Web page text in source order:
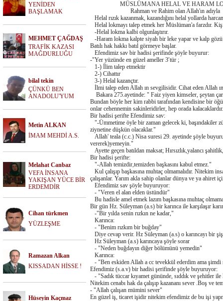
YENİDEN
BAŞLAMAK
MEHMET ÇAĞDAŞ
TRAFİK KAZASI
MAĞDURLUĞU
bilal tekin
ÇÜNKÜ BEN
ANADOLU'YUM
Metin ALKAN
İMAM MEHDİ A.S.
Melahat Canbaz
VEFA İNSANA
YAKIŞAN YÜCE BİR
ERDEMDİR
Cihan türkmen
YÜZLEŞME
Ramazan Alkan
KISSADAN HİSSE !
Hüseyin Kaçmaz
MÜSLÜMANA HELAL VE HARAM
Rahman ve Rahim olan Allah'ın adıyla
Helal rızık kazanmak, kazandığını helal yollarda
Helal lokmayı talep etmek her Müslüman'a farzdır.
-Helal lokma kalbi olgunlaştırır.
-Haram lokma kalpte siyah bir leke yapar ve kalp gözü
Batılı hak hakkı batıl görmeye başlar.
Efendimiz sav bir hadisi şerifinde şöyle buyurur:
-"Yer yüzünde en güzel ameller 3′tür ;
1-) İlim talep etmektir
2-) Cihattır
3-) Helal kazançtır.
İlmi talep eden Allah ın sevgilisidir. Cihat eden Allah
Bakara 275.ayetinde: " Faiz yiyen kimseler, şeytan
Bundan böyle her kim rabbi tarafından kendisine bir
onlar cehennemin sakinleridirler, hep orada
Bir hadisi şerifte Efendimiz sav:
"-Ümmetime öyle bir zaman gelecek ki, başındakiler
ziynetine düşkün olacaklar."
Allah' teala (c.c.) Nisa suresi 29. ayetinde şöyle
vererek)yemeyin."
Ayette geçen batıldan maksat; Hırsızlık,yalancı
Bir hadisi şerifte:
"-Allah temizdir,temizden başkasını kabul etmez."
Kul çalışıp başkasına muhtaç olmamalıdır. Nitekim
çalışanlar. Yarım akla sahip olanlar dünya ve ya ahiret
Efendimiz sav şöyle buyuruyor:
- "Veren el alan elden üstündür"
Bu hadisle amel etmek lazım başkasına muhtaç
Bir gün Hz. Süleyman (a.s) bir karınca ile karşılaşır
-"Bir yılda senin rızkın ne kadar,"
Karınca:
- "Benim rızkım bir buğday"
Diye cevap verir. Hz Süleyman (a.s) o karıncayı bir
Hz Süleyman (a.s) karıncaya şöyle sorar
- "Neden buğdayın diğer bölümünü yemedin"
Karınca:
- "Ben eskiden Allah a cc tevekkül ederdim ama şimdi
Efendimiz (s.a.v) bir hadisi şerifinde şöyle buyuruyor:
- "Sadık tüccar kıyamet gününde, sıddık ve şehitler ile
Nitekim cenabı hak da çalışıp kazananı sever .Boş ve
- "Allah çalışan mümini sever"
En güzel iş, ticaret işidir nitekim efendimiz de bu işi